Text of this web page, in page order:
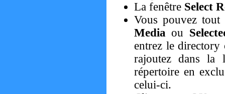
La fenêtre Select
Vous pouvez
Mediaou
entrez le
rajoutez dans la
répertoire en
celui-ci.